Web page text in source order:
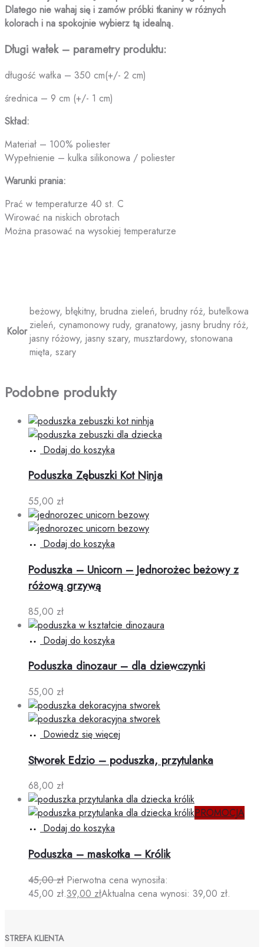
Dlatego nie wahaj się i zamów próbki tkaniny w różnych
kolorach i na spokojnie wybierz tą idealną.
Długi wałek – parametry produktu:
długość wałka – 350 cm(+/- 2 cm)
średnica – 9 cm (+/- 1 cm)
Skład:
Materiał – 100% poliester
Wypełnienie – kulka silikonowa / poliester
Warunki prania:
Prać w temperaturze 40 st. C
Wirować na niskich obrotach
Można prasować na wysokiej temperaturze
Kolor
beżowy, błękitny, brudna zieleń, brudny róż, butelkowa
zieleń, cynamonowy rudy, granatowy, jasny brudny róż,
jasny różowy, jasny szary, musztardowy, stonowana
mięta, szary
Podobne produkty
Dodaj do koszyka
Poduszka Zębuszki Kot Ninja
55,00 zł
Dodaj do koszyka
Poduszka – Unicorn – Jednorożec beżowy z
różową grzywą
85,00 zł
Dodaj do koszyka
Poduszka dinozaur – dla dziewczynki
55,00 zł
Dowiedz się więcej
Stworek Edzio – poduszka, przytulanka
68,00 zł
PROMOCJA
Dodaj do koszyka
Poduszka – maskotka – Królik
45,00zł Pierwotna cena wynosiła:
45,00 zł.39,00 złAktualna cena wynosi: 39,00 zł.
STREFA KLIENTA